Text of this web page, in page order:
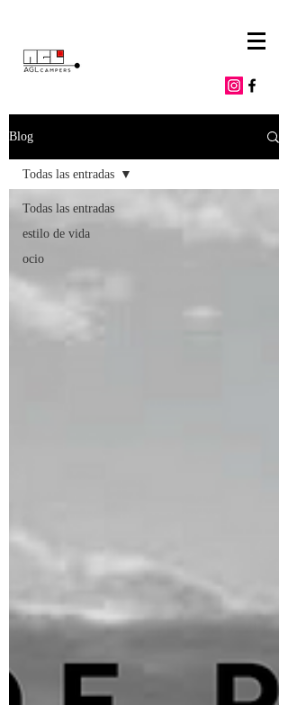
Blog
Todas las entradas
estilo de vida
ocio
Todas las entradas